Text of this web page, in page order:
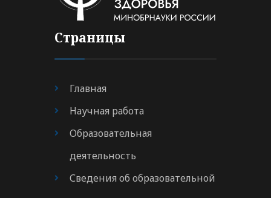
Страницы
Главная
Научная работа
Образовательная
деятельность
Сведения об образовательной